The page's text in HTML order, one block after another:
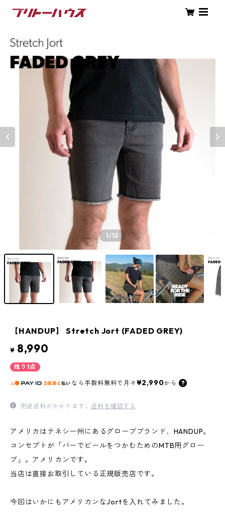
1/12
【HANDUP】 Stretch Jort (FADED GREY)
¥ 8,990
残り1点
なら 手数料無料で 月々 ¥2,990から
別途送料がかかります。送料を確認する
アメリカはテネシー州にあるグローブブランド、HANDUP。
コンセプトが「バーでビールをつかむためのMTB用グロー
ブ」。アメリカンです。
当店は直接お取引している正規販売店です。
今回はいかにもアメリカンなJortを入れてみました。